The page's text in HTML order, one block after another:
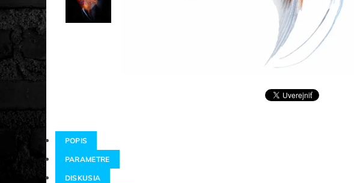
POPIS
PARAMETRE
DISKUSIA